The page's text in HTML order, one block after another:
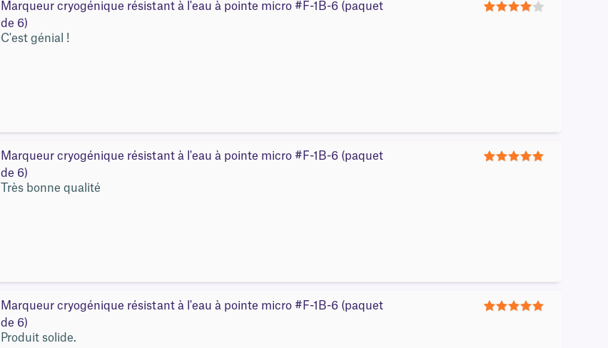
Marqueur cryogénique résistant à l'eau à pointe micro #F-1B-6 (paquet
de 6)
C'est génial !
Marqueur cryogénique résistant à l'eau à pointe micro #F-1B-6 (paquet
de 6)
Très bonne qualité
Marqueur cryogénique résistant à l'eau à pointe micro #F-1B-6 (paquet
de 6)
Produit solide.